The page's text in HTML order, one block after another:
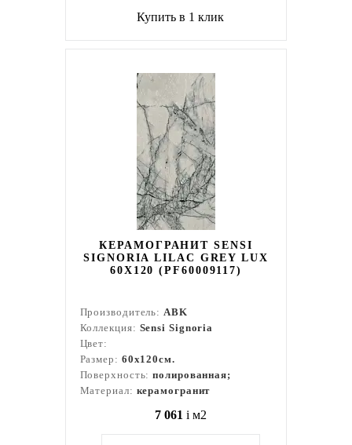
Купить в 1 клик
КЕРАМОГРАНИТ SENSI
SIGNORIA LILAC GREY LUX
60X120 (PF60009117)
Производитель:ABK
Коллекция: Sensi Signoria
Цвет:
Размер: 60x120см.
Поверхность:полированная;
Материал: керамогранит
7 061 i м2